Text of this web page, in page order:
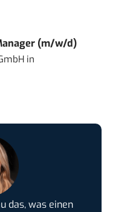
(m/w/d)
in
das, was einen